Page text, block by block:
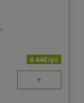
4.44€/pc
+